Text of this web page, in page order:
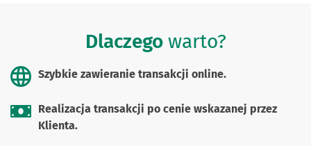
Dlaczegowarto?
Szybkie zawieranie transakcji online.
Realizacja transakcji po cenie wskazanej przez
Klienta.